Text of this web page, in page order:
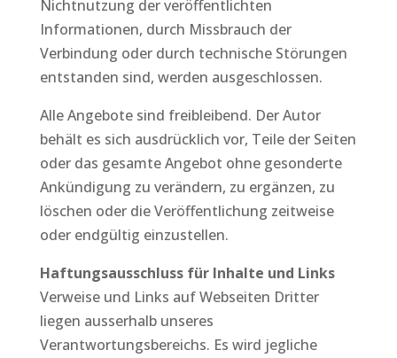
Nichtnutzung der veröffentlichten
Informationen, durch Missbrauch der
Verbindung oder durch technische Störungen
entstanden sind, werden ausgeschlossen.
Alle Angebote sind freibleibend. Der Autor
behält es sich ausdrücklich vor, Teile der Seiten
oder das gesamte Angebot ohne gesonderte
Ankündigung zu verändern, zu ergänzen, zu
löschen oder die Veröffentlichung zeitweise
oder endgültig einzustellen.
Haftungsausschluss für Inhalte und Links
Verweise und Links auf Webseiten Dritter
liegen ausserhalb unseres
Verantwortungsbereichs. Es wird jegliche